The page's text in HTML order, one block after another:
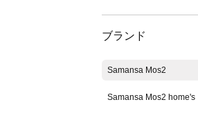
ブランド
Samansa Mos2
Samansa Mos2 home's